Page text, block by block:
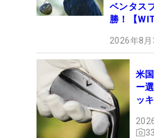
ベンタス
勝！【
2026年8
米
ー
ッ
33